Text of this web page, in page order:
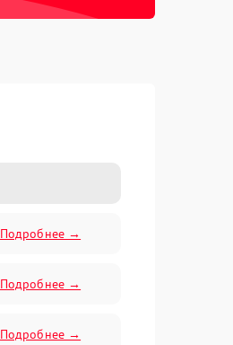
Подробнее →
Подробнее →
Подробнее →